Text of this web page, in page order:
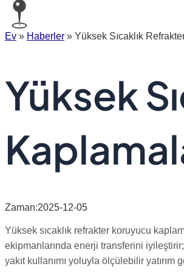
Ev » Haberler » Yüksek Sıcaklık
Yüksek
Zaman:2025-12-05
Yüksek sıcaklık refrakter koruyucu
ekipmanlarında enerji transferini
yakıt kullanımı yoluyla ölçülebilir yatırım